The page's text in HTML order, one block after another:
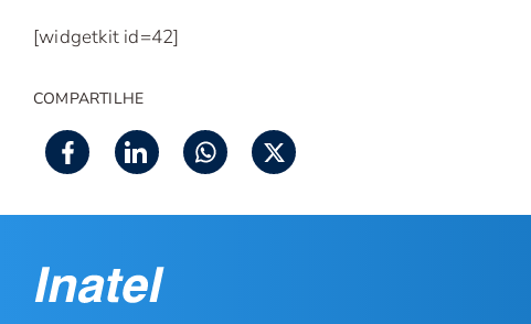
[widgetkit id=42]
COMPARTILHE